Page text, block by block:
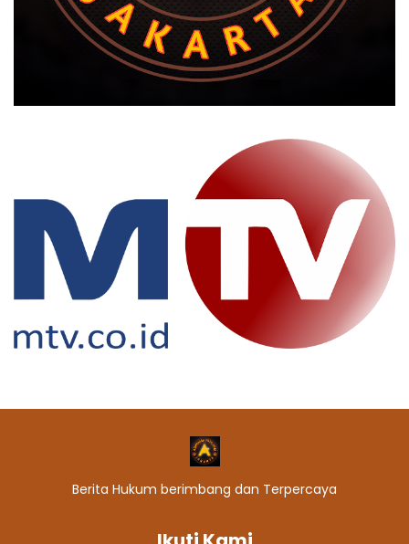
Berita Hukum berimbang dan Terpercaya